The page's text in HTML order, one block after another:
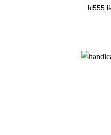
bl555